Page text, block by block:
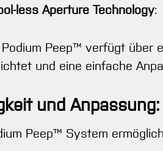
less Aperture Technology:
Peep™ verfügt über
und eine einfache
und Anpassung:
Peep™ System